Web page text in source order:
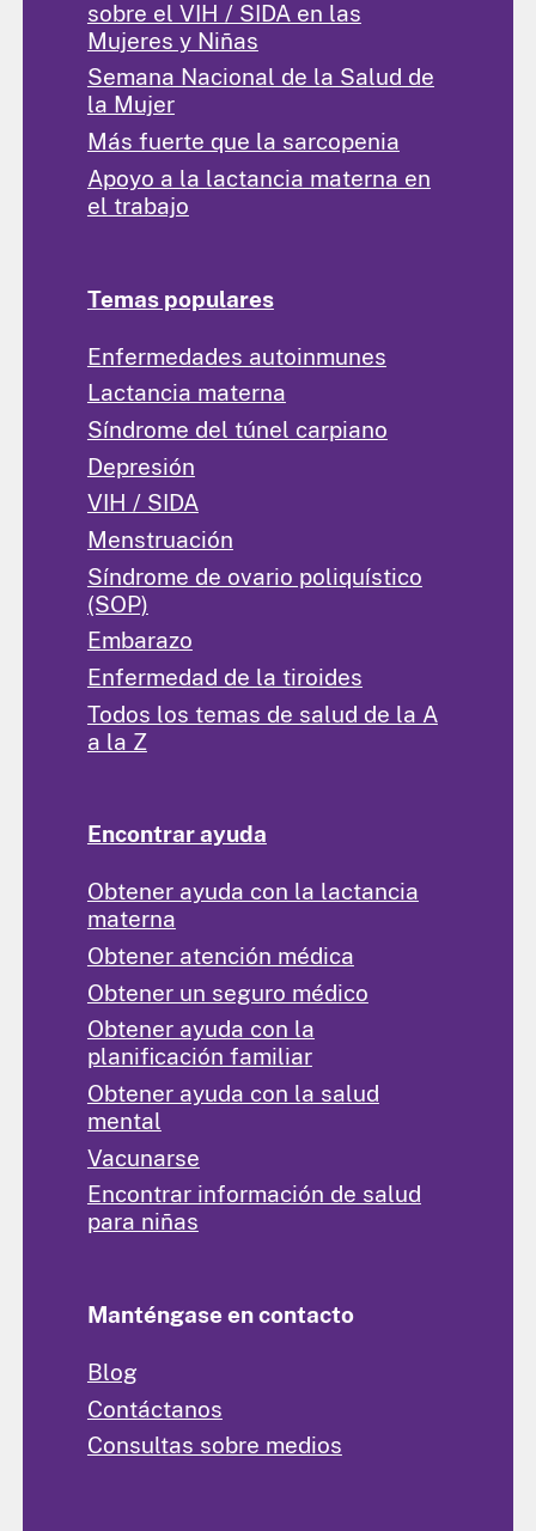
sobre el VIH / SIDA en las
Mujeres y Niñas
Semana Nacional de la Salud de
la Mujer
Más fuerte que la sarcopenia
Apoyo a la lactancia materna en
el trabajo
Temas populares
Enfermedades autoinmunes
Lactancia materna
Síndrome del túnel carpiano
Depresión
VIH / SIDA
Menstruación
Síndrome de ovario poliquístico
(SOP)
Embarazo
Enfermedad de la tiroides
Todos los temas de salud de la A
a la Z
Encontrar ayuda
Obtener ayuda con la lactancia
materna
Obtener atención médica
Obtener un seguro médico
Obtener ayuda con la
planificación familiar
Obtener ayuda con la salud
mental
Vacunarse
Encontrar información de salud
para niñas
Manténgase en contacto
Blog
Contáctanos
Consultas sobre medios